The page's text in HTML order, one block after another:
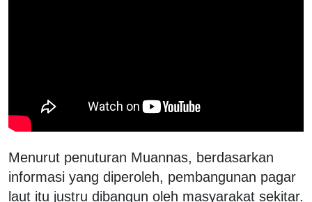
Menurut penuturan Muannas, berdasarkan
informasi yang diperoleh, pembangunan pagar
laut itu justru dibangun oleh masyarakat sekitar.